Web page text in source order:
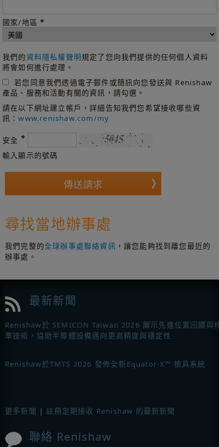
國家/地區*
我們的資料隱私權聲明規定了您向我們提供的任何個人資料
將會如何進行處理。
若您同意我們透過電子郵件或簡訊向您發送與 Renishaw
產品、服務和活動有關的資訊，請勾選。
請在以下網址建立帳戶，詳細告知我們您希望接收哪些資
訊：www.renishaw.com/my
安全 *
輸入顯示的號碼
尋找當地辦事處
我們完整的全球辦事處聯絡資訊 ，讓您能夠找到離您最近的
辦事處。
最新新聞
Renishaw於 SEMICON Taiwan 2026 展示先進位置回饋與
準技術，協助半導體設備邁向更高精度與穩定性
Renishaw於TMTS 2026 發佈全新Equator-X™ 檢具系統
更多新聞 | 註冊定期接收 Renishaw 的最新新聞
聯絡 Renishaw